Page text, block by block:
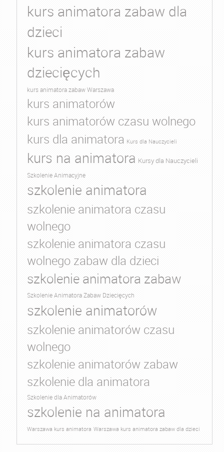
kurs animatora zabaw dla
dzieci
kurs animatora zabaw
dziecięcych
kurs animatora zabaw Warszawa
kurs animatorów
kurs animatorów czasu wolnego
kurs dla animatora Kurs dla Nauczycieli
kurs na animatora Kursy dla Nauczycieli
Szkolenie Animacyjne
szkolenie animatora
szkolenie animatora czasu
wolnego
szkolenie animatora czasu
wolnego zabaw dla dzieci
szkolenie animatora zabaw
Szkolenie Animatora Zabaw Dziecięcych
szkolenie animatorów
szkolenie animatorów czasu
wolnego
szkolenie animatorów zabaw
szkolenie dla animatora
Szkolenie dla Animatorów
szkolenie na animatora
Warszawa kurs animatora Warszawa kurs animatora zabaw dla dzieci